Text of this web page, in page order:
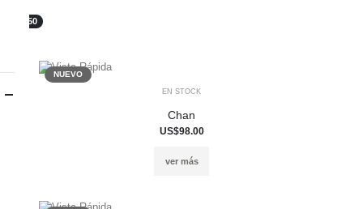
50X50
NUEVO
EN STOCK
Chan
US$98.00
ver más